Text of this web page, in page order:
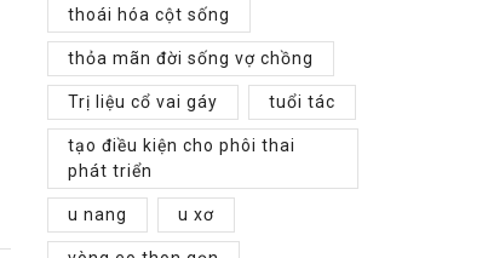
thoái hóa cột sống
thỏa mãn đời sống vợ chồng
Trị liệu cổ vai gáy tuổi tác
tạo điều kiện cho phôi thai
phát triển
u nang u xơ